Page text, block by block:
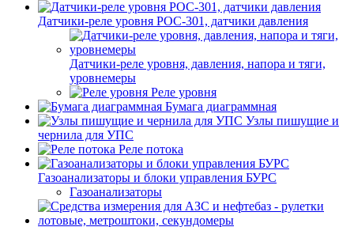
Датчики-реле уровня РОС-301, датчики давления
Датчики-реле уровня, давления, напора и тяги,
уровнемеры
Реле уровня
Бумага диаграммная
Узлы пишущие и
чернила для УПС
Реле потока
Газоанализаторы и блоки управления БУРС
Газоанализаторы